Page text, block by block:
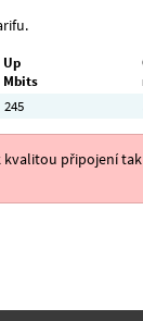
Up
Mbits
245
připojení